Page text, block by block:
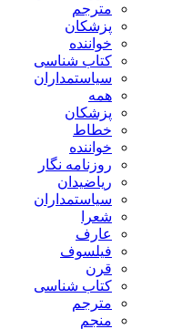
مترجم
پزشکان
خواننده
کتاب شناسی
سیاستمداران
همه
پزشکان
خطاط
خواننده
روزنامه نگار
ریاضیدان
سیاستمداران
شعرا
عارف
فیلسوف
قرن
کتاب شناسی
مترجم
منجم